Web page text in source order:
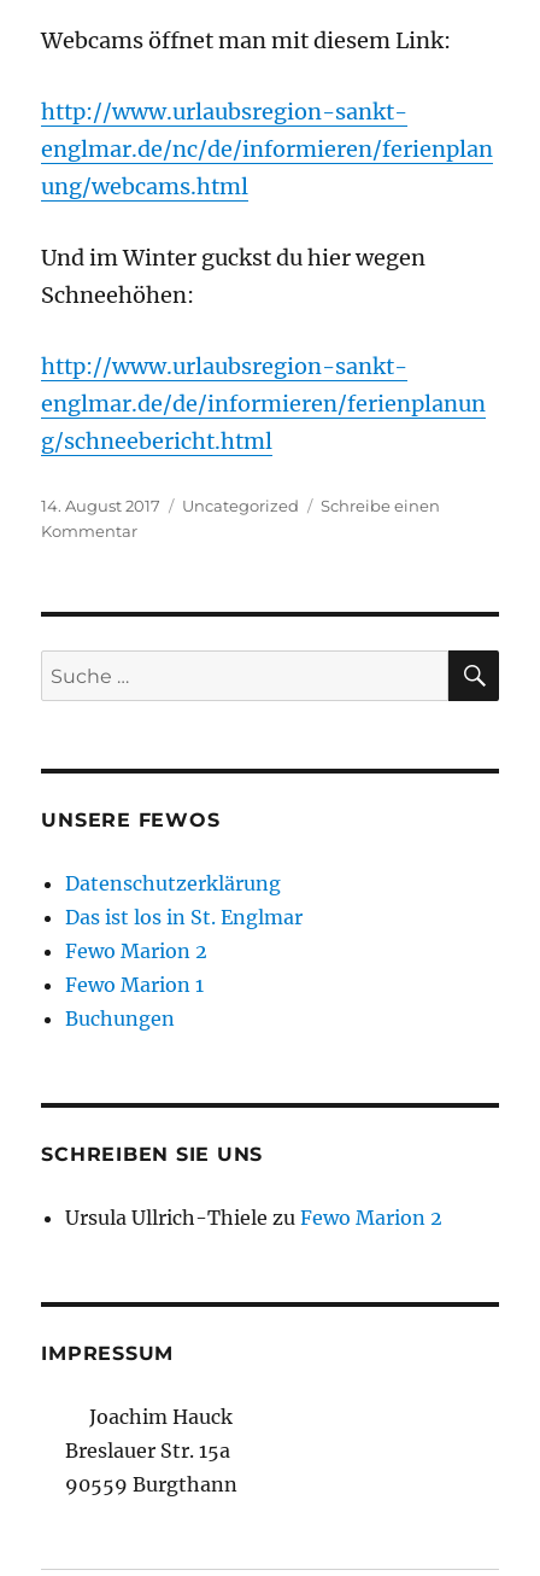
Webcams öffnet man mit diesem Link:
http://www.urlaubsregion-sankt-
englmar.de/nc/de/informieren/ferienplan
ung/webcams.html
Und im Winter guckst du hier wegen
Schneehöhen:
http://www.urlaubsregion-sankt-
englmar.de/de/informieren/ferienplanun
g/schneebericht.html
Veröffentlicht
am
14. August 2017 Kategorien
Uncategorized
Schreibe einen
Kommentarzu
Suche
nach:
UNSERE FEWOS
Datenschutzerklärung
Das ist los in St. Englmar
Fewo Marion 2
Fewo Marion 1
Buchungen
SCHREIBEN SIE UNS
Ursula Ullrich-Thiele zuFewo Marion 2
IMPRESSUM
Joachim Hauck
Breslauer Str. 15a
90559 Burgthann